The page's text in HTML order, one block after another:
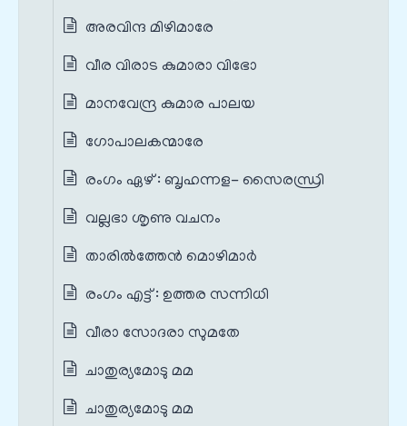
അരവിന്ദ മിഴിമാരേ
വീര വിരാട കുമാരാ വിഭോ
മാനവേന്ദ്ര കുമാര പാലയ
ഗോപാലകന്മാരേ
രംഗം ഏഴ് : ബൃഹന്നള- സൈരന്ധ്രി
വല്ലഭാ ശൃണു വചനം
താരിൽത്തേൻ മൊഴിമാർ
രംഗം എട്ട് : ഉത്തര സന്നിധി
വീരാ സോദരാ സുമതേ
ചാതുര്യമോടു മമ
ചാതുര്യമോടു മമ